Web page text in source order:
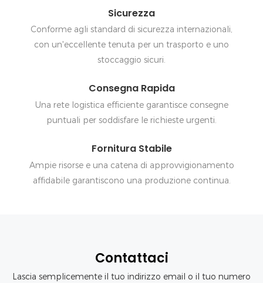
Sicurezza
Conforme agli standard di sicurezza internazionali,
con un'eccellente tenuta per un trasporto e uno
stoccaggio sicuri.
Consegna Rapida
Una rete logistica efficiente garantisce consegne
puntuali per soddisfare le richieste urgenti.
Fornitura Stabile
Ampie risorse e una catena di approvvigionamento
affidabile garantiscono una produzione continua.
Contattaci
Lascia semplicemente il tuo indirizzo email o il tuo numero